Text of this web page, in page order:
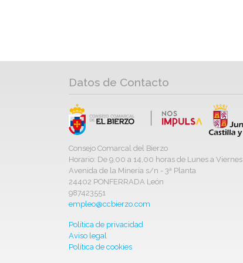
Datos de Contacto
Consejo Comarcal del Bierzo
Horario: De 9,00 a 14,00 horas de Lunes a Viernes
Avenida de la Minería s/n - 3ª Planta
24402 PONFERRADA León
987423551
empleo@ccbierzo.com
Política de privacidad
Aviso legal
Política de cookies